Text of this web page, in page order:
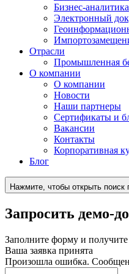
Бизнес-аналитика
Электронный
Отрасли
Промышленная
О компании
О компании
Новости
Наши партнеры
Сертификаты и
Вакансии
Контакты
Корпоративная
Блог
Нажмите, чтобы открыть поиск
Запросить демо-
Заполните форму и
Ваша заявка принята
Произошла ошибка.